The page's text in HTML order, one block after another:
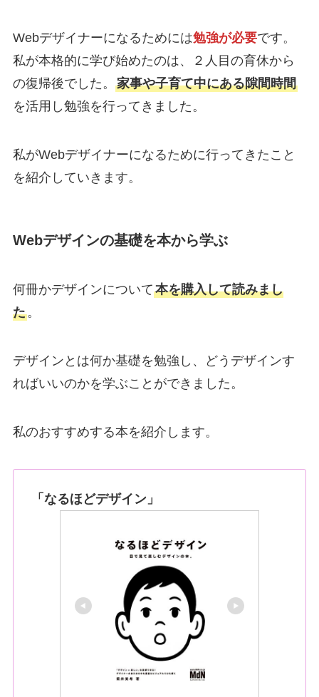
Webデザイナーになるためには勉強が必要です。
私が本格的に学び始めたのは、２人目の育休から
の復帰後でした。 家事や子育て中にある隙間時間
を活用し勉強を行ってきました。
私がWebデザイナーになるために行ってきたこと
を紹介していきます。
Webデザインの基礎を本から学ぶ
何冊かデザインについて本を購入して読みまし
た。
デザインとは何か基礎を勉強し、どうデザインす
ればいいのかを学ぶことができました。
私のおすすめする本を紹介します。
「なるほどデザイン」